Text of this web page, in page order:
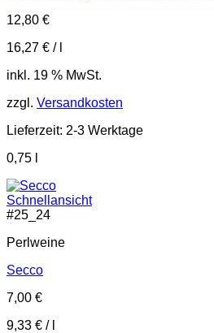
12,80 €
16,27 € /
inkl. 19 % MwSt.
zzgl. Versandkosten
Lieferzeit: 2-3 Werktage
0,75
Schnellansicht
#25_24
Perlweine
Secco
7,00 €
9,33 € /